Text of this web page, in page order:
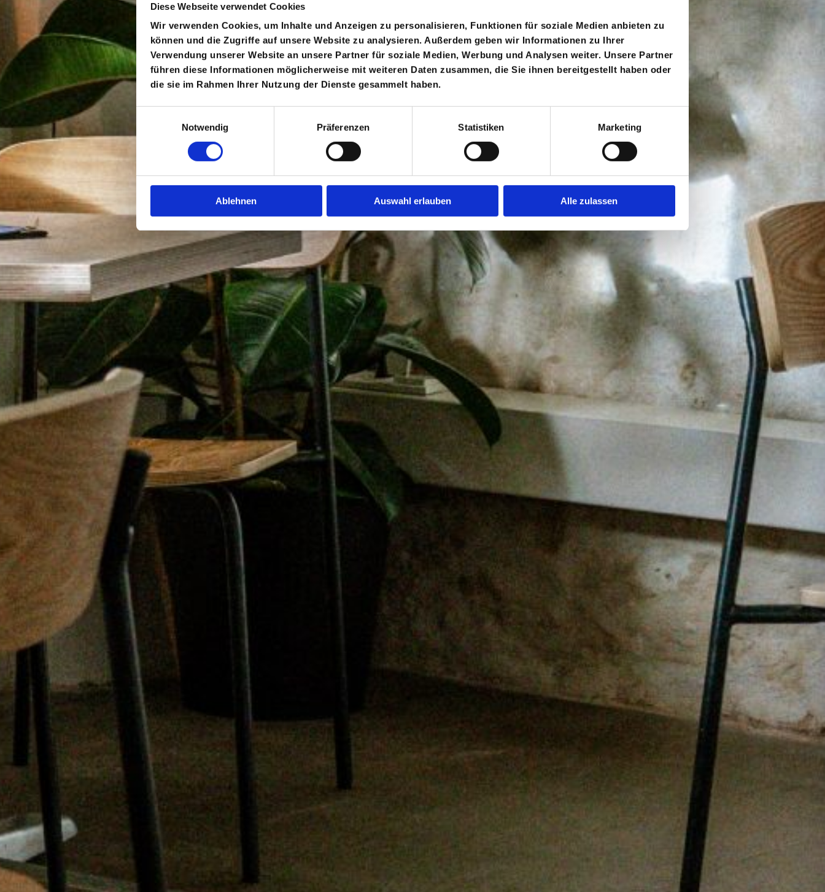
Diese Webseite verwendet Cookies
Wir verwenden Cookies, um Inhalte und Anzeigen zu personalisieren, Funktionen für soziale Medien anbieten zu
können und die Zugriffe auf unsere Website zu analysieren. Außerdem geben wir Informationen zu Ihrer
Verwendung unserer Website an unsere Partner für soziale Medien, Werbung und Analysen weiter. Unsere Partner
führen diese Informationen möglicherweise mit weiteren Daten zusammen, die Sie ihnen bereitgestellt haben oder
die sie im Rahmen Ihrer Nutzung der Dienste gesammelt haben.
Notwendig
Präferenzen Statistiken Marketing
Ablehnen Auswahl erlauben Alle zulassen